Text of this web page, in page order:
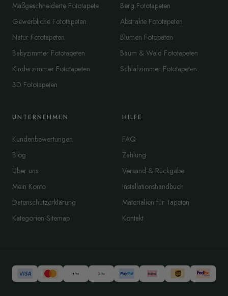
Maßgeschneiderte Fototapete
Gewerbliche Fototapeten
Natur Fototapeten
Babyzimmer Fototapeten
Kinderzimmer Fototapeten
3D Fototapeten
Berg Fototapeten
Abstrakte Fototapeten
Blumen Fotopaten
Baum & Wald Fototapeten
Schlafzimmer Fototapeten
UNTERNEHMEN
Kundenbewertungen
Blog
Über uns
Mein Konto
Datenschutzerklärung
Kategorien-Sitemap
HILFE
FAQ
Zahlung
Versand & Rückgabe
Installationshandbuch
Materialien für Tapeten
Kontakt